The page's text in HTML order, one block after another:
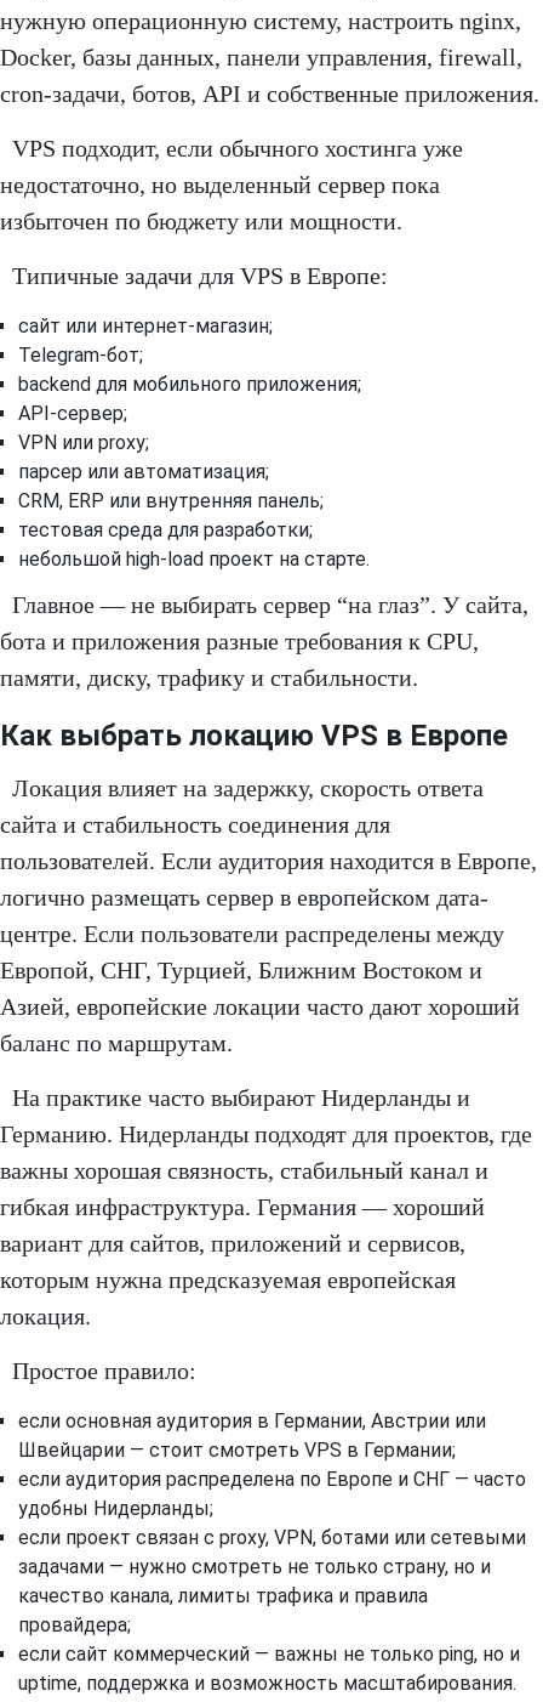
нужную операционную систему, настроить nginx,
Docker, базы данных, панели управления, firewall,
cron-задачи, ботов, API и собственные приложения.
VPS подходит, если обычного хостинга уже
недостаточно, но выделенный сервер пока
избыточен по бюджету или мощности.
Типичные задачи для VPS в Европе:
сайт или интернет-магазин;
Telegram-бот;
backend для мобильного приложения;
API-сервер;
VPN или proxy;
парсер или автоматизация;
CRM, ERP или внутренняя панель;
тестовая среда для разработки;
небольшой high-load проект на старте.
Главное — не выбирать сервер “на глаз”. У сайта,
бота и приложения разные требования к CPU,
памяти, диску, трафику и стабильности.
Как выбрать локацию VPS в Европе
Локация влияет на задержку, скорость ответа
сайта и стабильность соединения для
пользователей. Если аудитория находится в Европе,
логично размещать сервер в европейском дата-
центре. Если пользователи распределены между
Европой, СНГ, Турцией, Ближним Востоком и
Азией, европейские локации часто дают хороший
баланс по маршрутам.
На практике часто выбирают Нидерланды и
Германию. Нидерланды подходят для проектов, где
важны хорошая связность, стабильный канал и
гибкая инфраструктура. Германия — хороший
вариант для сайтов, приложений и сервисов,
которым нужна предсказуемая европейская
локация.
Простое правило:
если основная аудитория в Германии, Австрии или
Швейцарии — стоит смотреть VPS в Германии;
если аудитория распределена по Европе и СНГ — часто
удобны Нидерланды;
если проект связан с proxy, VPN, ботами или сетевыми
задачами — нужно смотреть не только страну, но и
качество канала, лимиты трафика и правила
провайдера;
если сайт коммерческий — важны не только ping, но и
uptime, поддержка и возможность масштабирования.